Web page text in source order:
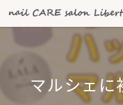
マルシェ